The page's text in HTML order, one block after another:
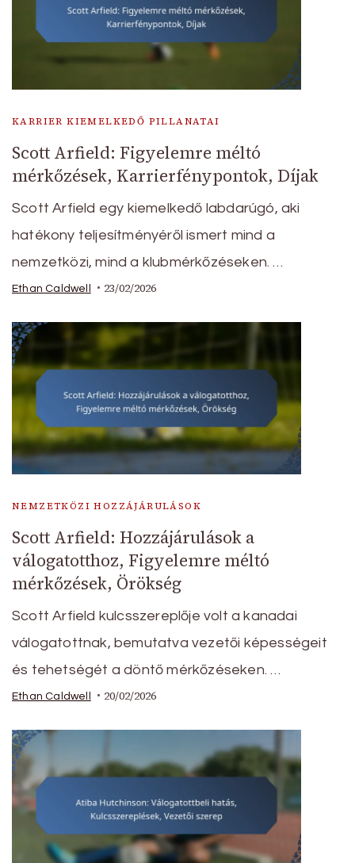
KARRIER KIEMELKEDŐ PILLANATAI
Scott Arfield: Figyelemre méltó
mérkőzések, Karrierfénypontok, Díjak
Scott Arfield egy kiemelkedő labdarúgó, aki
hatékony teljesítményéről ismert mind a
nemzetközi, mind a klubmérkőzéseken. …
Ethan Caldwell 23/02/2026
NEMZETKÖZI HOZZÁJÁRULÁSOK
Scott Arfield: Hozzájárulások a
válogatotthoz, Figyelemre méltó
mérkőzések, Örökség
Scott Arfield kulcsszereplője volt a kanadai
válogatottnak, bemutatva vezetői képességeit
és tehetségét a döntő mérkőzéseken. …
Ethan Caldwell 20/02/2026